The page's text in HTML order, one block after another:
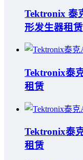
Tektronix 泰
形发生器租赁
Tektronix泰
租赁
Tektronix泰
租赁